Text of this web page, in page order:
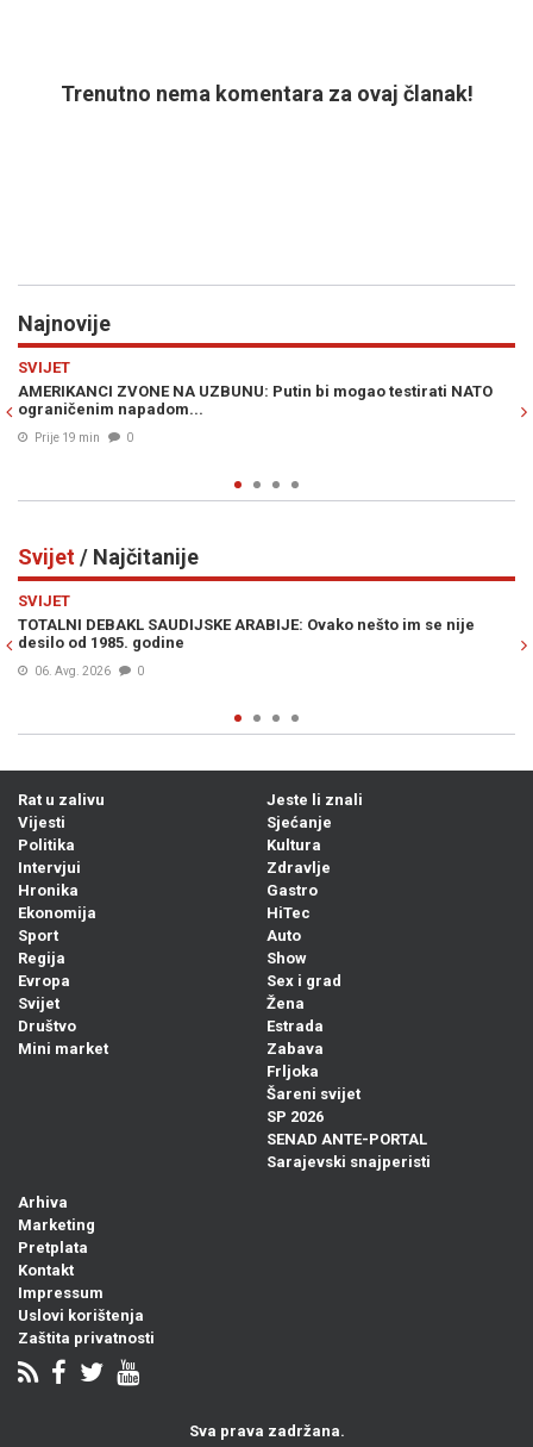
Trenutno nema komentara za ovaj članak!
Najnovije
NATO
MOURINHO POBJESNIO ZBOG ODLUKE KAPITENA
REPREZENTACIJE: Trener Real Madrida ovakav
Svijet/ Najčitanije
im se nije
HILLARY CLINTON U PROGRAMU UŽIVO IZNENADILA
„Spremna sam lično nominirati Trumpa za Nobelovu
Rat u zalivu
Vijesti
Politika
Intervjui
Hronika
Ekonomija
Sport
Regija
Evropa
Svijet
Društvo
Mini market
Jeste li znali
Sjećanje
Kultura
Zdravlje
Gastro
HiTec
Auto
Show
Sex i grad
Žena
Estrada
Zabava
Frljoka
Šareni svijet
SP 2026
SENAD ANTE-PORTAL
Sarajevski snajperisti
Arhiva
Marketing
Pretplata
Kontakt
Impressum
Uslovi korištenja
Zaštita privatnosti
Sva prava zadržana.